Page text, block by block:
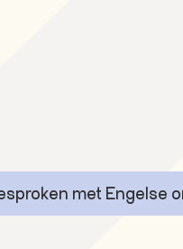
met Engelse